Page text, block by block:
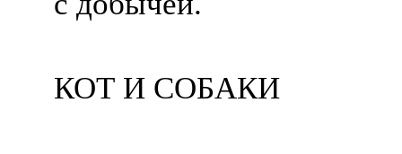
КОТ И СОБАКИ